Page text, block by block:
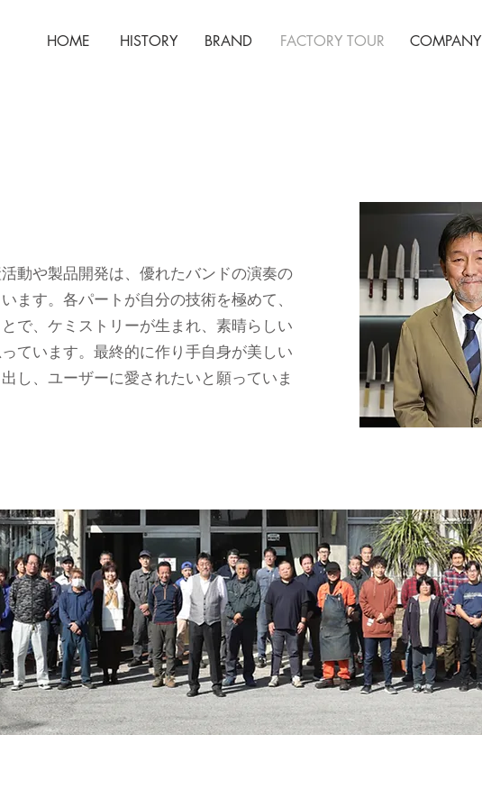
HOME HISTORY BRAND FACTORY TOUR COMPANY
動や製品開発は、優れたバンドの演奏の
ます。各パートが自分の技術を極めて、
で、ケミストリーが生まれ、素晴らしい
ています。最終的に作り手自身が美しい
し、ユーザーに愛されたいと願っていま